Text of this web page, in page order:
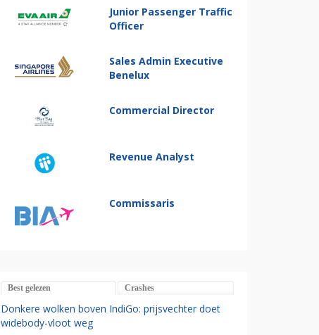
Junior Passenger Traffic
Officer
Sales Admin Executive
Benelux
Commercial Director
Revenue Analyst
Commissaris
Best gelezen Crashes
Donkere wolken boven IndiGo: prijsvechter doet
widebody-vloot weg